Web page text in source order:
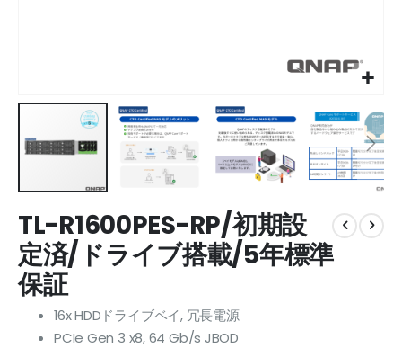
to
the
beginning
of
the
images
gallery
TL-R1600PES-RP/初期設
定済/ドライブ搭載/5年標準
保証
16x HDDドライブベイ, 冗長電源
PCIe Gen 3 x8, 64 Gb/s JBOD